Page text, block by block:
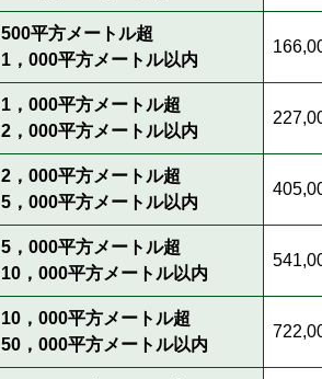
500平方メートル超
1，000平方メートル以内
1，000平方メートル超
2，000平方メートル以内
2，000平方メートル超
5，000平方メートル以内
5，000平方メートル超
10，000平方メートル以内
10，000平方メートル超
50，000平方メートル以内